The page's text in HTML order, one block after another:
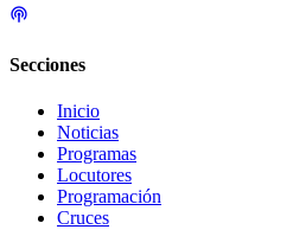
Secciones
Inicio
Noticias
Programas
Locutores
Programación
Cruces